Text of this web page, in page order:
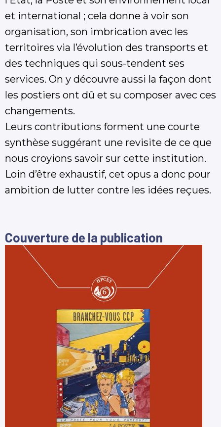
et international ; cela donne à voir son
organisation, son imbrication avec les
territoires via l’évolution des transports et
des techniques qui sous-tendent ses
services. On y découvre aussi la façon dont
les postiers ont dû et su composer avec ces
changements.
Leurs contributions forment une courte
synthèse suggérant une revisite de ce que
nous croyions savoir sur cette institution.
Loin d’être exhaustif, cet opus a donc pour
ambition de lutter contre les idées reçues.
Couverture de la publication